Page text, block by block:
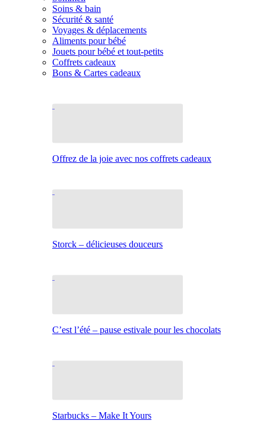
Soins & bain
Sécurité & santé
Voyages & déplacements
Aliments pour bébé
Jouets pour bébé et tout-petits
Coffrets cadeaux
Bons & Cartes cadeaux
Offrez de la joie avec nos coffrets cadeaux
Storck – délicieuses douceurs
C’est l’été – pause estivale pour les chocolats
Starbucks – Make It Yours